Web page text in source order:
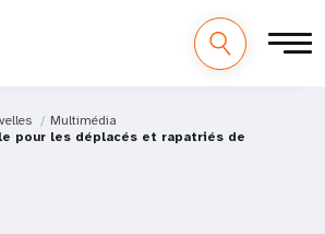
Multimédia
pour les déplacés et rapatriés de